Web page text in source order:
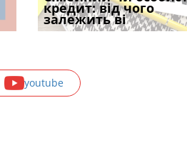
проставляється
апостиль: пер
Ростислава Кравця, що
опублі
кредит: від чого
залежить ві
підтвердив, що
може скас
youtube